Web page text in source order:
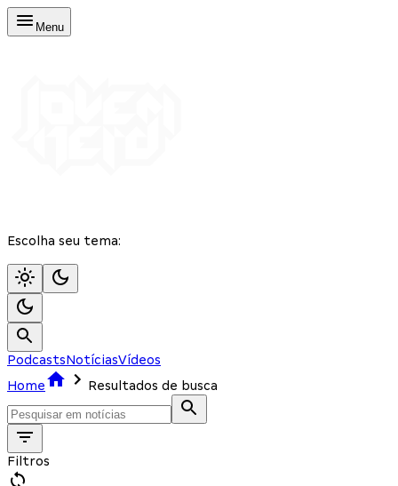
Menu
Escolha seu tema:
PodcastsNotíciasVídeos
Home
Resultados de busca
Filtros